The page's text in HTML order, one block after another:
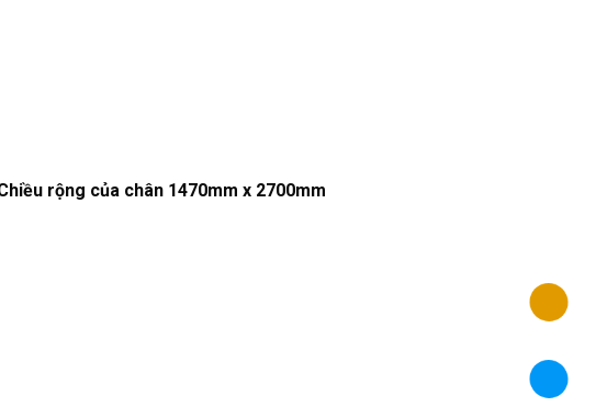
rộng của chân 1470mm x 2700mm